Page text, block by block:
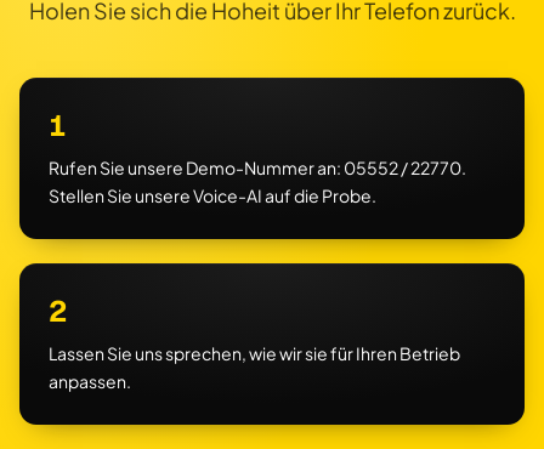
Holen Sie sich die Hoheit über Ihr Telefon zurück.
1
Rufen Sie unsere Demo-Nummer an: 05552 / 22770.
Stellen Sie unsere Voice-AI auf die Probe.
2
Lassen Sie uns sprechen, wie wir sie für Ihren Betrieb
anpassen.